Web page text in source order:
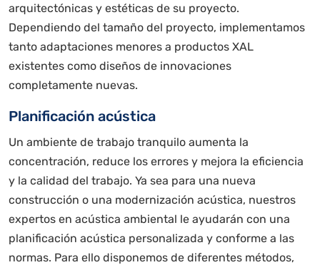
arquitectónicas y estéticas de su proyecto.
Dependiendo del tamaño del proyecto, implementamos
tanto adaptaciones menores a productos XAL
existentes como diseños de innovaciones
completamente nuevas.
Planificación acústica
Un ambiente de trabajo tranquilo aumenta la
concentración, reduce los errores y mejora la eficiencia
y la calidad del trabajo. Ya sea para una nueva
construcción o una modernización acústica, nuestros
expertos en acústica ambiental le ayudarán con una
planificación acústica personalizada y conforme a las
normas. Para ello disponemos de diferentes métodos,